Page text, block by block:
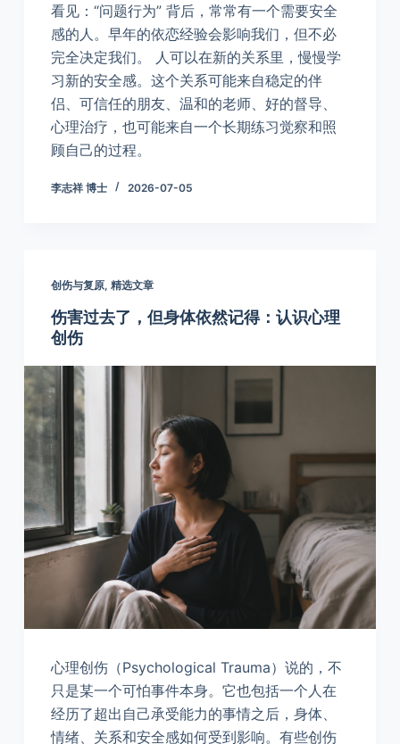
看见：“问题行为” 背后，常常有一个需要安全
感的人。早年的依恋经验会影响我们，但不必
完全决定我们。 人可以在新的关系里，慢慢学
习新的安全感。这个关系可能来自稳定的伴
侣、可信任的朋友、温和的老师、好的督导、
心理治疗，也可能来自一个长期练习觉察和照
顾自己的过程。
李志祥 博士 2026-07-05
创伤与复原, 精选文章
伤害过去了，但身体依然记得：认识心理
创伤
心理创伤（Psychological Trauma）说的，不
只是某一个可怕事件本身。它也包括一个人在
经历了超出自己承受能力的事情之后，身体、
情绪、关系和安全感如何受到影响。有些创伤